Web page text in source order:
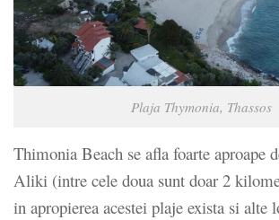
Plaja Thymonia, Thassos
Thimonia Beach se afla foarte aproape
Aliki (intre cele doua sunt doar 2
in apropierea acestei plaje exista si alte